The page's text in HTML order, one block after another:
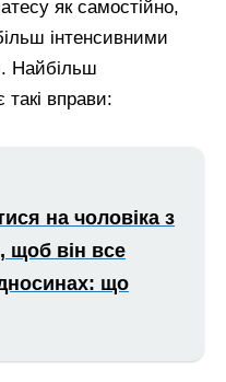
як самостійно,
інтенсивними
Найбільш
вправи:
на чоловіка з
щоб він все
що